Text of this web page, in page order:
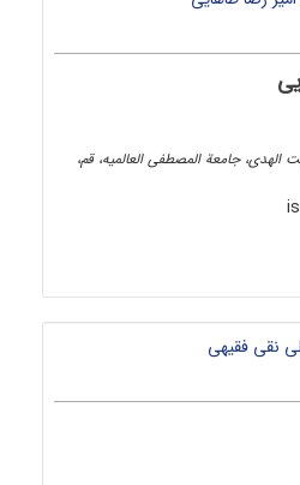
جامعة المصطفی العالمیه، قم،